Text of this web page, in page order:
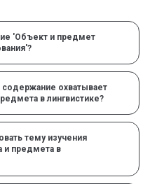
'Объект и предмет
охватывает
в лингвистике?
тему изучения
и предмета в